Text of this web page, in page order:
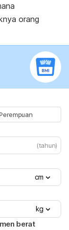
orang
(tahun)
cm
kg
berat